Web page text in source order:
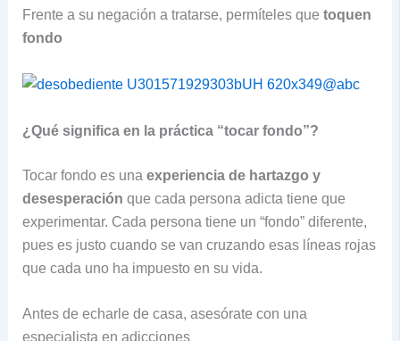
Frente a su negación a tratarse, permíteles que toquen
fondo
¿Qué significa en la práctica “tocar fondo”?
Tocar fondo es una experiencia de hartazgo y
desesperación que cada persona adicta tiene que
experimentar. Cada persona tiene un “fondo” diferente,
pues es justo cuando se van cruzando esas líneas rojas
que cada uno ha impuesto en su vida.
Antes de echarle de casa, asesórate con una
especialista en adicciones